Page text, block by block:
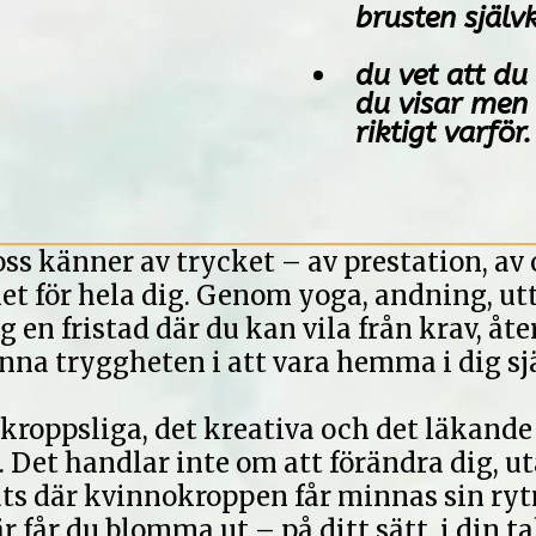
brusten
du vet att du
du visar
riktigt varför.
känner av trycket – av prestation, av
för hela dig. Genom yoga, andning,
en fristad där du kan vila från krav,
tryggheten i att vara hemma i dig
det kreativa och det
Det handlar inte om att förändra dig,
där kvinnokroppen får minnas sin